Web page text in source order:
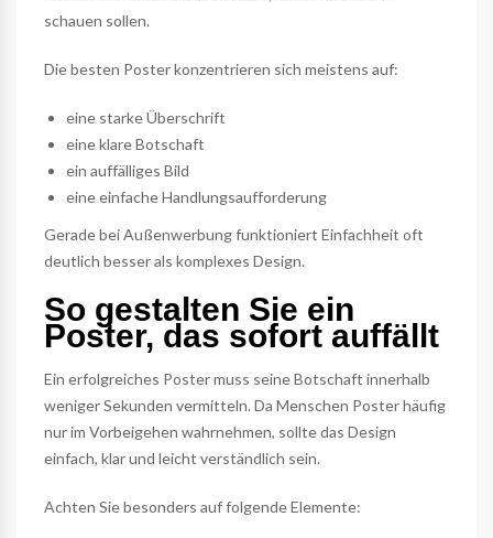
schauen sollen.
Die besten Poster konzentrieren sich meistens auf:
eine starke Überschrift
eine klare Botschaft
ein auffälliges Bild
eine einfache Handlungsaufforderung
Gerade bei Außenwerbung funktioniert Einfachheit oft
deutlich besser als komplexes Design.
So gestalten Sie ein
Poster, das sofort auffällt
Ein erfolgreiches Poster muss seine Botschaft innerhalb
weniger Sekunden vermitteln. Da Menschen Poster häufig
nur im Vorbeigehen wahrnehmen, sollte das Design
einfach, klar und leicht verständlich sein.
Achten Sie besonders auf folgende Elemente: